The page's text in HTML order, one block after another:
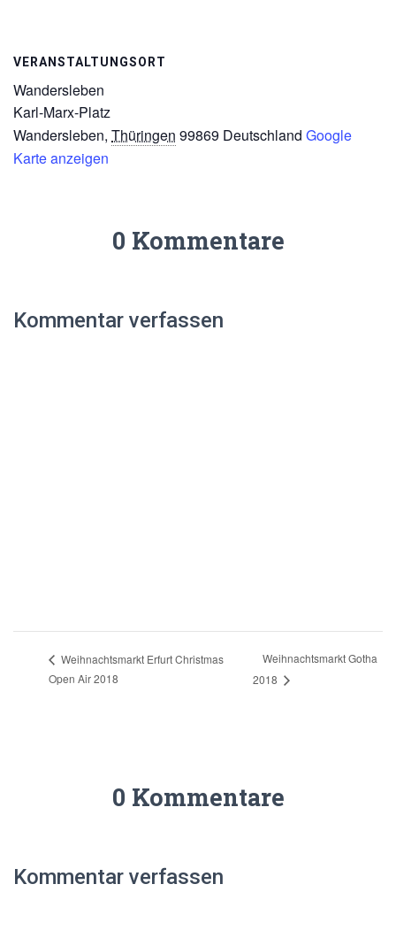
VERANSTALTUNGSORT
Wandersleben
Karl-Marx-Platz
Wandersleben, Thüringen 99869 Deutschland Google
Karte anzeigen
0 Kommentare
Kommentar verfassen
Weihnachtsmarkt Erfurt Christmas
Open Air 2018
Weihnachtsmarkt Gotha
2018
0 Kommentare
Kommentar verfassen